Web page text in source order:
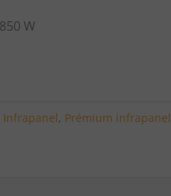
850 W
Infrapanel, Prémium infrapanel